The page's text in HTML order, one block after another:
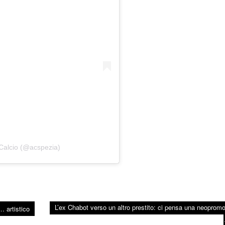
(@acspezia)
artistico L’ex Chabot verso un altro prestito: ci pensa una